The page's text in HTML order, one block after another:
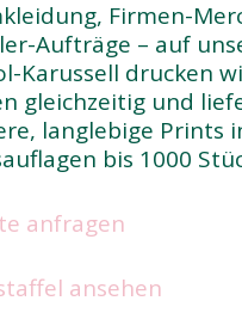
Firmen-
Aufträge – auf
Karussell drucken
gleichzeitig und
langlebige Prints
bis 1000
anfragen
ansehen